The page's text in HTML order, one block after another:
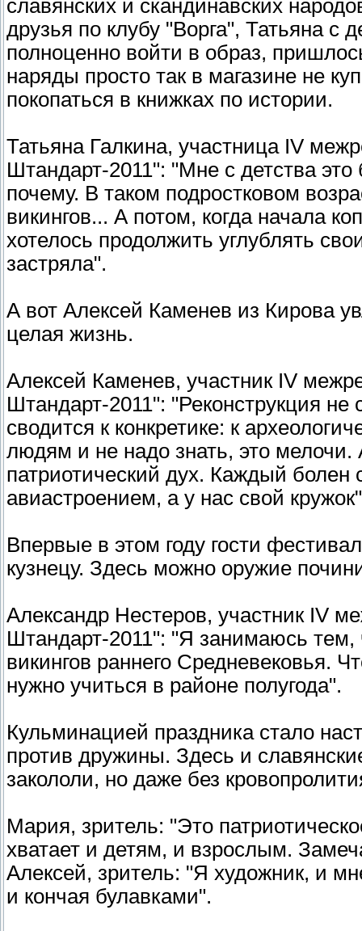
славянских и скандинавских
друзья по клубу "Ворга", Татьяна с
полноценно войти в образ,
наряды просто так в магазине не
покопаться в книжках по истории.
Татьяна Галкина, участница IV
Штандарт-2011": "Мне с детства
почему. В таком подростковом
викингов... А потом, когда начала
хотелось продолжить углублять
застряла".
А вот Алексей Каменев из Кирова
целая жизнь.
Алексей Каменев, участник IV
Штандарт-2011": "Реконструкция
сводится к конкретике: к
людям и не надо знать, это мелочи.
патриотический дух. Каждый
авиастроением, а у нас свой
Впервые в этом году гости
кузнецу. Здесь можно оружие
Александр Нестеров, участник IV
Штандарт-2011": "Я занимаюсь
викингов раннего Средневековья.
нужно учиться в районе полугода".
Кульминацией праздника стало
против дружины. Здесь и
закололи, но даже без
Мария, зритель: "Это
хватает и детям, и взрослым.
Алексей, зритель: "Я художник, и
и кончая булавками".